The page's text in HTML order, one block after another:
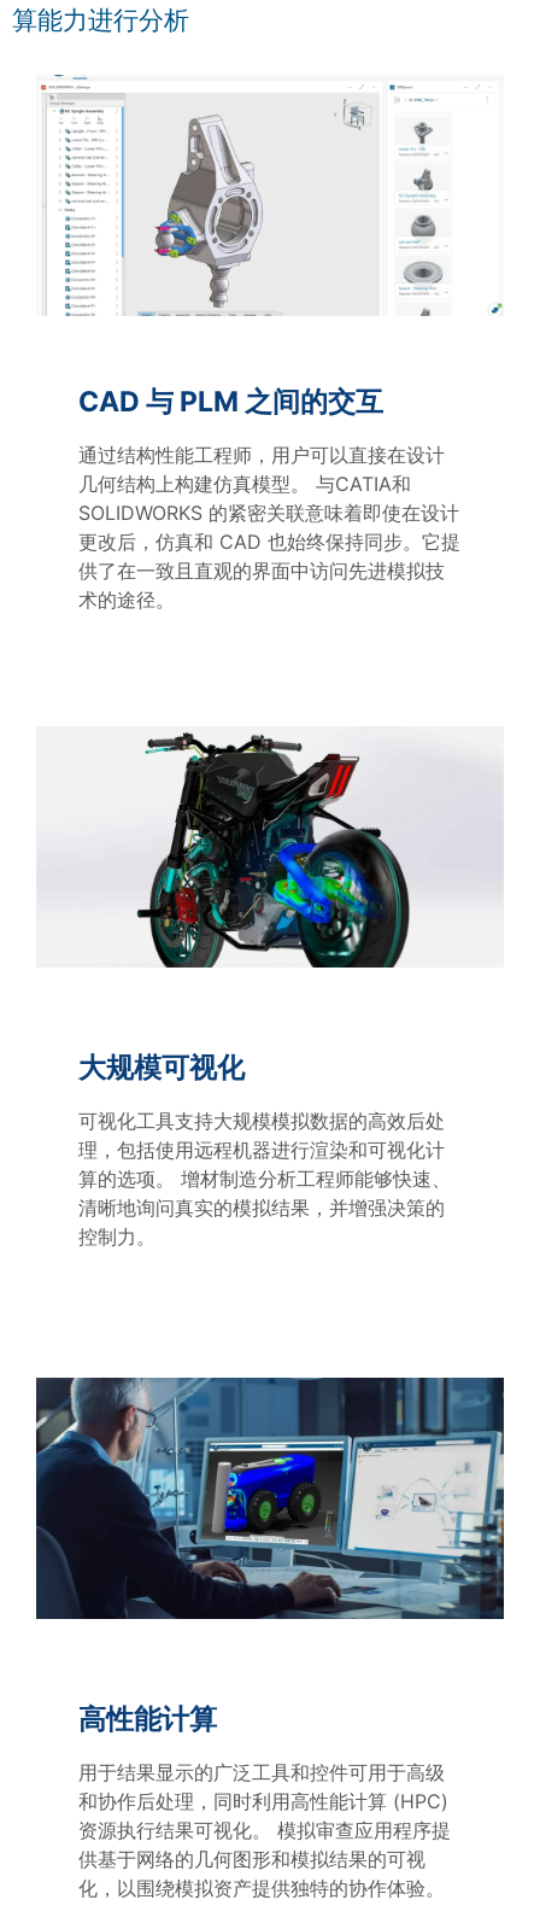
算能力进行分析
CAD 与 PLM 之间的交互
通过结构性能工程师，用户可以直接在设计
几何结构上构建仿真模型。 与CATIA和
SOLIDWORKS 的紧密关联意味着即使在设计
更改后，仿真和 CAD 也始终保持同步。它提
供了在一致且直观的界面中访问先进模拟技
术的途径。
大规模可视化
可视化工具支持大规模模拟数据的高效后处
理，包括使用远程机器进行渲染和可视化计
算的选项。 增材制造分析工程师能够快速、
清晰地询问真实的模拟结果，并增强决策的
控制力。
高性能计算
用于结果显示的广泛工具和控件可用于高级
和协作后处理，同时利用高性能计算 (HPC)
资源执行结果可视化。 模拟审查应用程序提
供基于网络的几何图形和模拟结果的可视
化，以围绕模拟资产提供独特的协作体验。